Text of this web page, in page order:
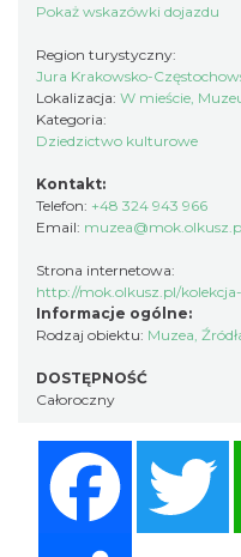
Pokaż wskazówki dojazdu
Region turystyczny:
Jura Krakowsko-
Lokalizacja: W mieście,
Kategoria:
Dziedzictwo kulturowe
Kontakt:
Telefon: +48 324 943 966
Email:
Strona internetowa:
http://mok.olkusz.pl/
Informacje ogólne:
Rodzaj obiektu: Muzea
DOSTĘPNOŚĆ
Całoroczny